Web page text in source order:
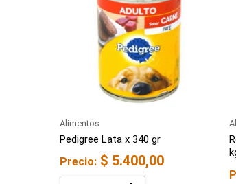
Alimentos
Pedigree Lata x 340 gr
Precio: $ 5.400,00